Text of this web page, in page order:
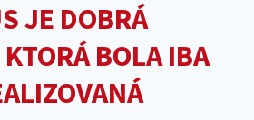
JE DOBRÁ
BOLA IBA